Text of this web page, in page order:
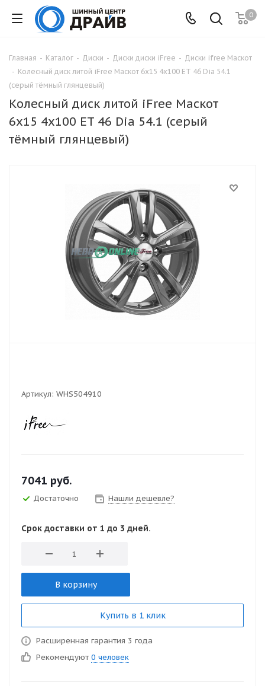
0
Главная - Каталог - Диски - Диски диски iFree - Диски ifree Маскот
- Колесный диск литой iFree Маскот 6x15 4x100 ET 46 Dia 54.1
(серый тёмный глянцевый)
Колесный диск литой iFree Маскот
6x15 4x100 ET 46 Dia 54.1 (серый
тёмный глянцевый)
Артикул: WHS504910
7041 руб.
Достаточно Нашли дешевле?
Срок доставки от 1 до 3 дней.
В корзину
Купить в 1 клик
Расширенная гарантия 3 года
Рекомендуют 0 человек